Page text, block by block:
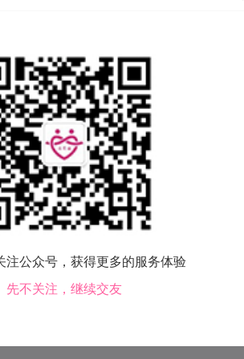
注公众号，获得更多的服务体验
先不关注，继续交友